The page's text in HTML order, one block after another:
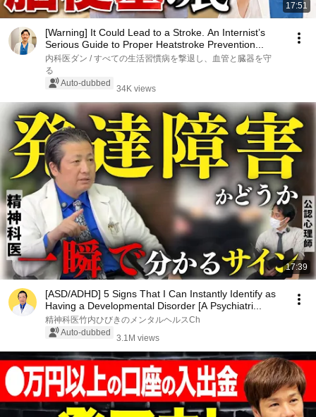
17:51
[Warning] It Could Lead to a Stroke. An Internist’s
Serious Guide to Proper Heatstroke Prevention...
内科医ダン / すべての生活習慣病を撃退し、血管と臓器を守
る
Auto-dubbed
34K views
17:39
[ASD/ADHD] 5 Signs That I Can Instantly Identify as
Having a Developmental Disorder [A Psychiatri...
精神科医竹内ひびきのメンタルヘルスCh
Auto-dubbed
3.1M views